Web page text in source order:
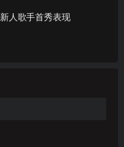
新人歌手首秀表现